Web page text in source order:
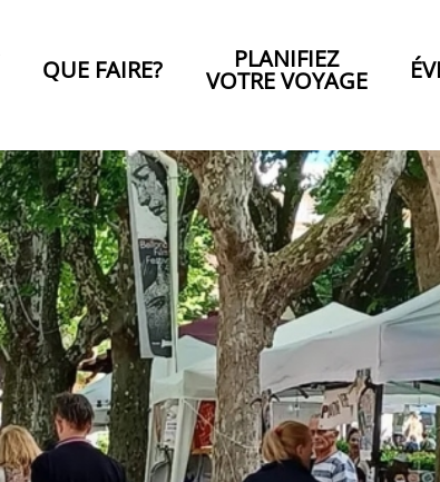
QUE FAIRE? PLANIFIEZ
VOTRE VOYAGE